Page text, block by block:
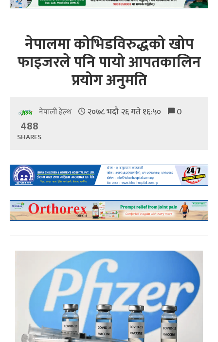
नेपालमा कोभिडविरुद्धको खोप
फाइजरले पनि पायो आपतकालिन
प्रयोग अनुमति
नेपाली हेल्थ २०७८ भदौ २६ गते १६:५० 0
488
SHARES